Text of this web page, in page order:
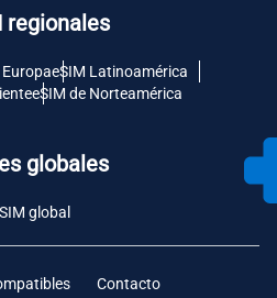
regionales
eSIM Latinoamérica
eSIM de Norteamérica
globales
global
Contacto